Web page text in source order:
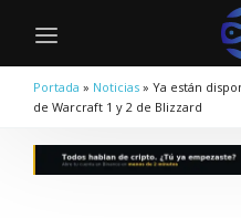
Portada » Noticias » Ya están
de Warcraft 1 y 2 de Blizzard